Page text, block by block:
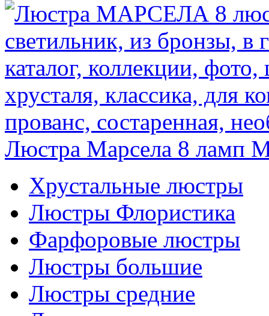
Люстра Марсела 8 ламп
Хрустальные люстры
Люстры Флористика
Фарфоровые люстры
Люстры большие
Люстры средние